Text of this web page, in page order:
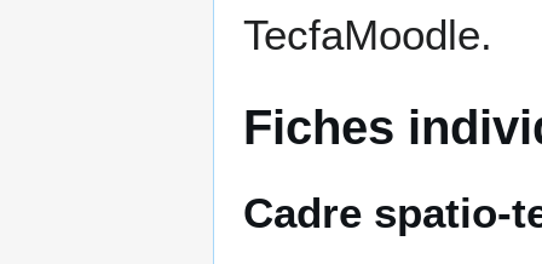
TecfaMoodle.
Fiches
Cadre spatio-